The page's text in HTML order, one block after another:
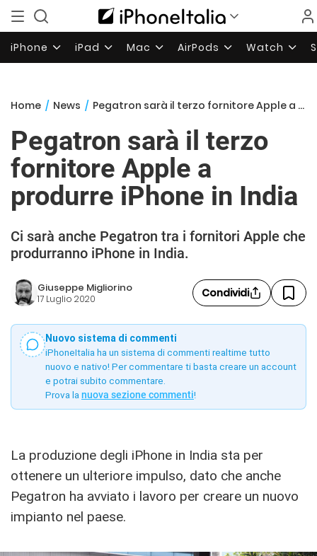
iPhone iPad Mac AirPods Watch
Home / News / Pegatron sarà il terzo fornitore Apple a produrre iPhone in India
Pegatron sarà il terzo
fornitore Apple a
produrre iPhone in India
Ci sarà anche Pegatron tra i fornitori Apple che
produrranno iPhone in India.
Giuseppe Migliorino
17 Luglio 2020 Condividi
Nuovo sistema di commenti
iPhoneItalia ha un sistema di commenti realtime tutto
nuovo e nativo! Per commentare ti basta creare un account
e potrai subito commentare.
Prova la nuova sezione commenti!
La produzione degli iPhone in India sta per
ottenere un ulteriore impulso, dato che anche
Pegatron ha avviato i lavoro per creare un nuovo
impianto nel paese.